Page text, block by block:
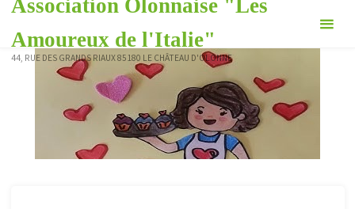
Skip
content
Association Olonnaise "Les
Amoureux de l'Italie"
44, RUE DES GRANDS RIAUX 85180 LE CHÂTEAU D'OLONNE